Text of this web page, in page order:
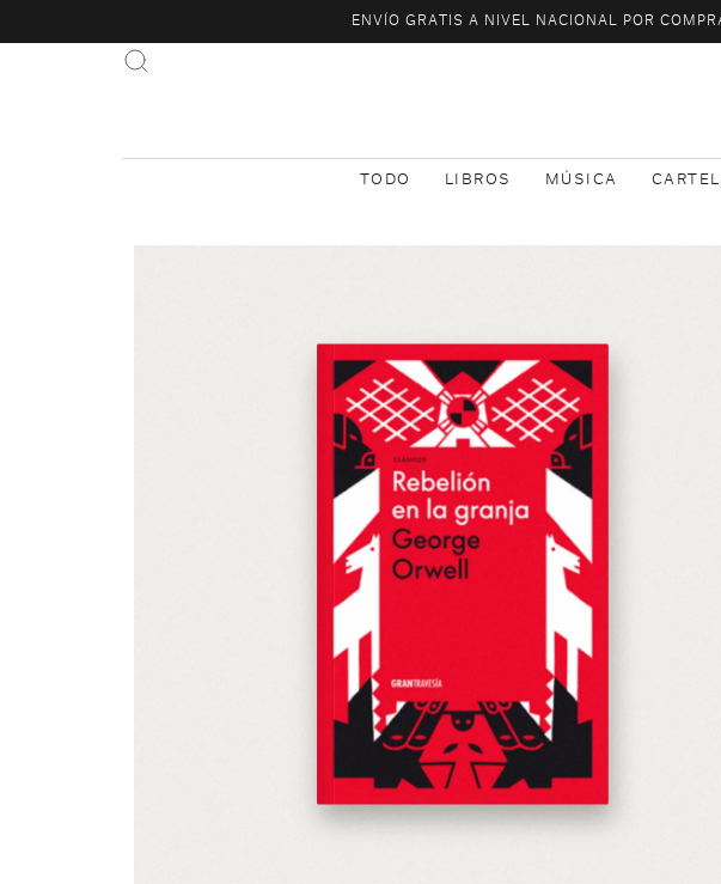
ENVÍO GRATIS A NIVEL NACIONAL POR
TODO LIBROS MÚSICA